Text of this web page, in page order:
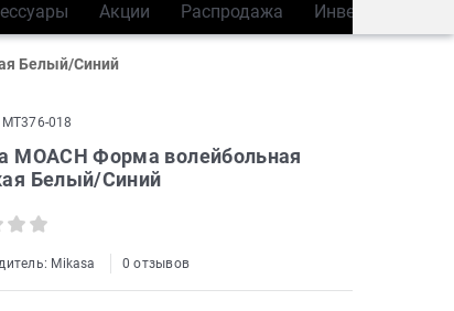
Акции Распродажа Инвентарь
Белый/Синий
MT376-018
MOACH Форма волейбольная
Белый/Синий
Mikasa 0 отзывов